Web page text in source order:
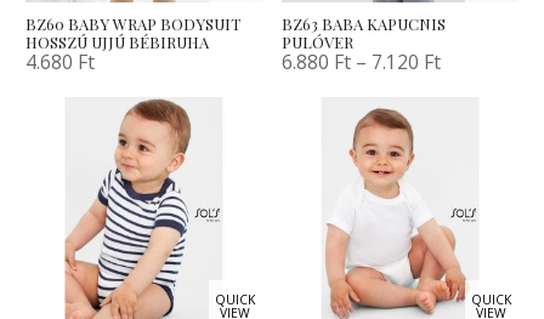
BZ60 BABY WRAP BODYSUIT
HOSSZÚ UJJÚ BÉBIRUHA
4.680 Ft
BZ63 BABA KAPUCNIS
PULÓVER
6.880 Ft – 7.120 Ft
QUICK
VIEW
QUICK
VIEW